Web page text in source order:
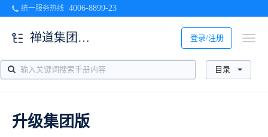
统一服务热线 4006-8899-23
登录/注册
禅道集团版使用帮助
目录
升级集团版